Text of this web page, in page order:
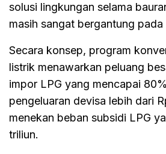
solusi lingkungan selama
masih sangat bergantung pada
Secara konsep, program
listrik menawarkan peluang
impor LPG yang mencapai
pengeluaran devisa lebih dari
menekan beban subsidi LPG
triliun.